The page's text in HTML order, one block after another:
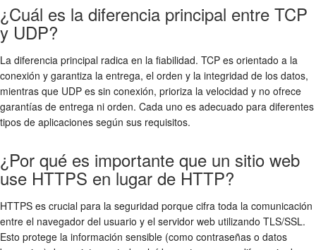
¿Cuál es la diferencia principal entre TCP
y UDP?
La diferencia principal radica en la fiabilidad. TCP es orientado a la
conexión y garantiza la entrega, el orden y la integridad de los datos,
mientras que UDP es sin conexión, prioriza la velocidad y no ofrece
garantías de entrega ni orden. Cada uno es adecuado para diferentes
tipos de aplicaciones según sus requisitos.
¿Por qué es importante que un sitio web
use HTTPS en lugar de HTTP?
HTTPS es crucial para la seguridad porque cifra toda la comunicación
entre el navegador del usuario y el servidor web utilizando TLS/SSL.
Esto protege la información sensible (como contraseñas o datos